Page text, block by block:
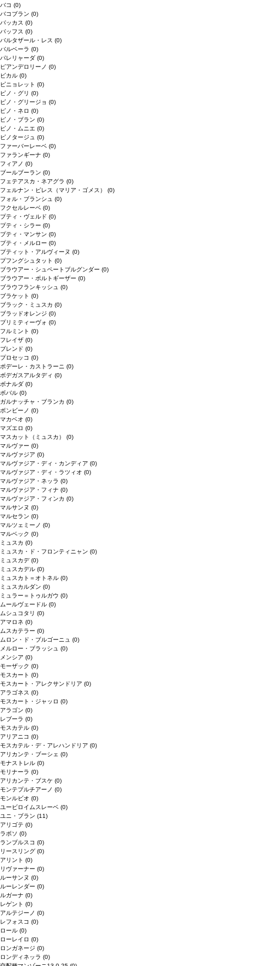
バコ (0)
バコブラン (0)
バッカス (0)
バッフス (0)
バルタザール・レス (0)
バルベーラ (0)
パレリャーダ (0)
ピアンデロリーノ (0)
ビカル (0)
ピニョレット (0)
ピノ・グリ (0)
ピノ・グリージョ (0)
ピノ・ネロ (0)
ピノ・ブラン (0)
ピノ・ムニエ (0)
ピノタージュ (0)
ファーバーレーベ (0)
ファランギーナ (0)
フィアノ (0)
ブールブーラン (0)
フェテアスカ・ネアグラ (0)
フェルナン・ピレス（マリア・ゴメス） (0)
フォル・ブランシュ (0)
フクセルレーベ (0)
プティ・ヴェルド (0)
プティ・シラー (0)
プティ・マンサン (0)
プティ・メルロー (0)
プティット・アルヴィーヌ (0)
プフングシュタット (0)
ブラウアー・シュペートブルグンダー (0)
ブラウアー・ポルトギーザー (0)
ブラウフランキッシュ (0)
ブラケット (0)
ブラック・ミュスカ (0)
ブラッドオレンジ (0)
プリミティーヴォ (0)
フルミント (0)
フレイザ (0)
ブレンド (0)
プロセッコ (0)
ポデーレ・カストラーニ (0)
ボデガスアルタディ (0)
ボナルダ (0)
ボバル (0)
ガルナッチャ・ブランカ (0)
ボンビーノ (0)
マカベオ (0)
マズエロ (0)
マスカット（ミュスカ） (0)
マルヴァー (0)
マルヴァジア (0)
マルヴァジア・ディ・カンディア (0)
マルヴァジア・ディ・ラツィオ (0)
マルヴァジア・ネッラ (0)
マルヴァジア・フィナ (0)
マルヴァジア・フィンカ (0)
マルサンヌ (0)
マルセラン (0)
マルツェミーノ (0)
マルベック (0)
ミュスカ (0)
ミュスカ・ド・フロンティニャン (0)
ミュスカデ(0)
ミュスカデル (0)
ミュスカト＝オトネル (0)
ミュスカルダン (0)
ミュラー＝トゥルガウ (0)
ムールヴェードル (0)
ムシュコタリ (0)
アマロネ (0)
ムスカテラー (0)
ムロン・ド・ブルゴーニュ (0)
メルロー・ブラッシュ (0)
メンシア (0)
モーザック (0)
モスカート (0)
モスカート・アレクサンドリア (0)
アラゴネス (0)
モスカート・ジャッロ (0)
アラゴン (0)
レブーラ (0)
モスカテル (0)
アリアニコ (0)
モスカテル・デ・アレハンドリア (0)
アリカンテ・ブーシェ (0)
モナストレル (0)
モリナーラ (0)
アリカンテ・ブスケ (0)
モンテプルチアーノ (0)
モンルビオ (0)
ユービロイムスレーベ (0)
ユニ・ブラン (11)
アリゴテ (0)
ラボソ (0)
ランブルスコ (0)
リースリング (0)
アリント (0)
リヴァーナー (0)
ルーサンヌ (0)
ルーレンダー (0)
ルガーナ (0)
レゲント (0)
アルテジーノ (0)
レフォスコ (0)
ロール (0)
ローレイロ (0)
ロンガネージ (0)
ロンディネッラ (0)